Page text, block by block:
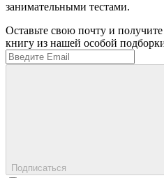
занимательными тестами.
Оставьте свою почту и
книгу из нашей особой
Подписаться